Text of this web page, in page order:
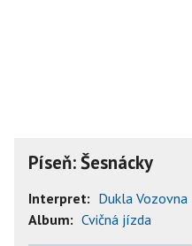
Píseň: Šesnácky
Interpret: Dukla Vozovna
Album: Cvičná jízda